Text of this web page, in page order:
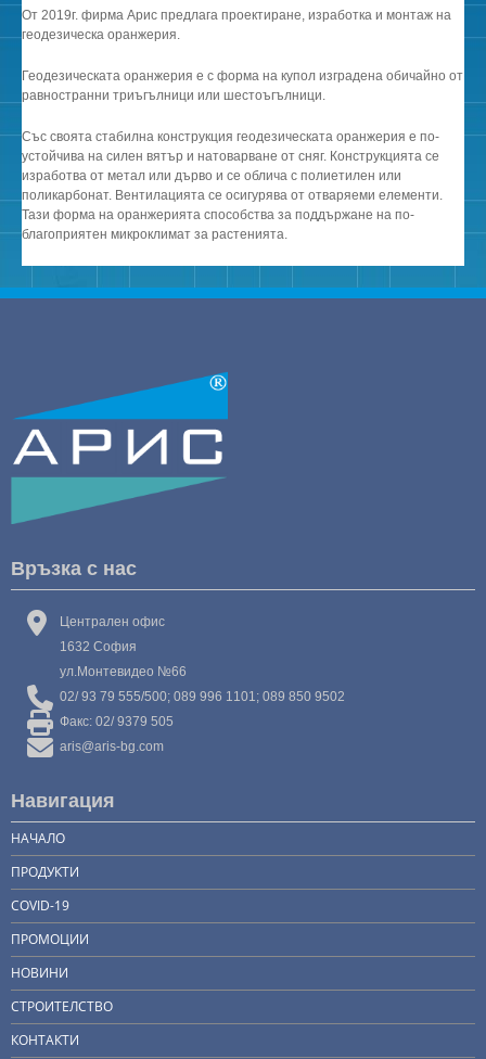
От 2019г. фирма Арис предлага проектиране, изработка и монтаж на
геодезическа оранжерия.
Геодезическата оранжерия е с форма на купол изградена обичайно от
равностранни триъгълници или шестоъгълници.
Със своята стабилна конструкция геодезическата оранжерия е по-
устойчива на силен вятър и натоварване от сняг. Конструкцията се
изработва от метал или дърво и се облича с полиетилен или
поликарбонат. Вентилацията се осигурява от отваряеми елементи.
Тази форма на оранжерията способства за поддържане на по-
благоприятен микроклимат за растенията.
Връзка с нас
Централен офис
1632 София
ул.Монтевидео №66
02/ 93 79 555/500; 089 996 1101; 089 850 9502
Факс: 02/ 9379 505
aris@aris-bg.com
Навигация
НАЧАЛО
ПРОДУКТИ
COVID-19
ПРОМОЦИИ
НОВИНИ
СТРОИТЕЛСТВО
КОНТАКТИ